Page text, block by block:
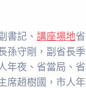
書記、講座場地
孫守剛，副省長
年夜、省當局、
席趙樹國，市人